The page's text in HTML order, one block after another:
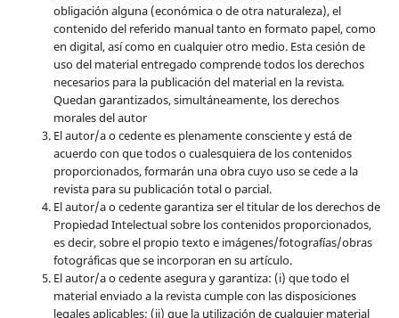
obligación alguna (económica o de otra naturaleza), el
contenido del referido manual tanto en formato papel, como
en digital, así como en cualquier otro medio. Esta cesión de
uso del material entregado comprende todos los derechos
necesarios para la publicación del material en la revista.
Quedan garantizados, simultáneamente, los derechos
morales del autor
El autor/a o cedente es plenamente consciente y está de
acuerdo con que todos o cualesquiera de los contenidos
proporcionados, formarán una obra cuyo uso se cede a la
revista para su publicación total o parcial.
El autor/a o cedente garantiza ser el titular de los derechos de
Propiedad Intelectual sobre los contenidos proporcionados,
es decir, sobre el propio texto e imágenes/fotografías/obras
fotográficas que se incorporan en su artículo.
El autor/a o cedente asegura y garantiza: (i) que todo el
material enviado a la revista cumple con las disposiciones
legales aplicables; (ii) que la utilización de cualquier material